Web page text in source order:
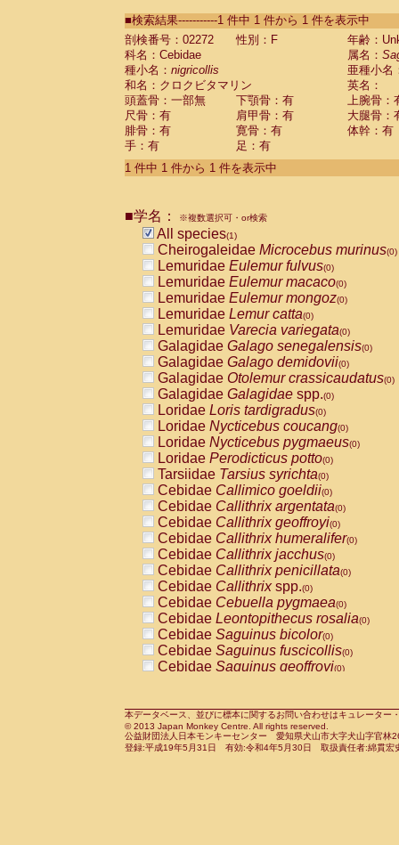
CebidaeSaguinus labiatus(0)
Cebidae Saguinus leucopus (0)
Cebidae
CebidaeSaguinus mystax
CebidaeSaguinus nigricollis (1)
Cebidae Saguinus oedipus
Cebidae Saguinus weddelli
Cebidae Saguinusspp.
Cebidae Aotus trivirgatus
Cebidae Cebus albifrons
CebidaeCebus nigrivittatus
CebidaeCebus
CebidaeSaimiri boliviensis(0)
CebidaeSaimiri sciureus(0)
AtelidaeAlouatta caraya(0)
AtelidaeAlouatta fusca(0)
AtelidaeAlouatta seniculus
AtelidaeAlouattaspp.(0)
AtelidaeAteles belzebuth(0)
AtelidaeAteles geoffroyi(0)
AtelidaeAteles paniscus(0)
AtelidaeAtelesspp.(0)
Atelidae Lagothrix lagothricha
AtelidaeLagothrix lagothricha cana
PitheciidaeCacajao calvus
PitheciidaeCallicebus cupreus
PitheciidaeCallicebus donacophilus
PitheciidaeCallicebus moloch
PitheciidaeCallicebus torquatus
PitheciidaeCallicebusspp.(0)
PitheciidaeChiropotes satanas(0)
PitheciidaePithecia monachus
PitheciidaePithecia pithecia(0)
CercopithecidaeCercocebus agilis
CercopithecidaeCercocebus
CercopithecidaeCercocebus
CercopithecidaeCercocebus
CercopithecidaeCercocebus
CercopithecidaeCercocebushybrid
CercopithecidaePapio anubis(0)
CercopithecidaePapio cynocephalus
CercopithecidaePapio hamadryas(0)
■検索結果-----------1 件中 1 件から 1 件を表示中
剖検番号：02272
性別：F
年齢：
科名：Cebidae
属名：
種小名： nigricollis
亜種小名
和名：クロクビタマリン
英名：
頭蓋骨：一部無
下顎骨：有
上腕骨：
尺骨：有
肩甲骨：有
大腿骨：
腓骨：有
寛骨：有
体幹：有
手：有
足：有
1 件中 1 件から 1 件を表示中
■学名： ※複数選択可・or検索
All species(1)
Cheirogaleidae Microcebus murinus(0)
Lemuridae Eulemur fulvus(0)
Lemuridae Eulemur macaco(0)
Lemuridae Eulemur mongoz(0)
Lemuridae Lemur catta(0)
Lemuridae Varecia variegata(0)
Galagidae Galago senegalensis(0)
Galagidae Galago demidovii(0)
Galagidae Otolemur crassicaudatus(0)
Galagidae Galagidae spp.(0)
Loridae Loris tardigradus(0)
Loridae Nycticebus coucang(0)
Loridae Nycticebus pygmaeus(0)
Loridae Perodicticus potto(0)
Tarsiidae Tarsius syrichta(0)
Cebidae Callimico goeldii(0)
Cebidae Callithrix argentata(0)
Cebidae Callithrix geoffroyi(0)
Cebidae Callithrix humeralifer(0)
Cebidae Callithrix jacchus(0)
Cebidae Callithrix penicillata(0)
Cebidae Callithrixspp.(0)
Cebidae Cebuella pygmaea(0)
Cebidae Leontopithecus rosalia(0)
Cebidae Saguinus bicolor(0)
Cebidae Saguinus fuscicollis(0)
Cebidae Saguinus geoffroyi(0)
CebidaeSaguinus leucopus(0)
CebidaeSaguinus midas(0)
Cebidae Saguinus mystax(0)
本データベース、並びに標本に関するお問い合わせはキュレータ
© 2013 Japan Monkey Centre. All rights reserved.
公益財団法人日本モンキーセンター 愛知県犬山市大字犬山字官
登録:平成19年5月31日 有効:令和4年5月30日 取扱責任者:綿貫宏